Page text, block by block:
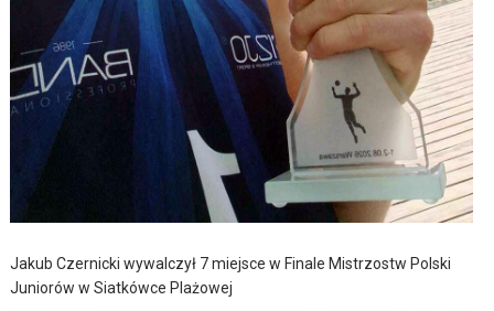
Jakub Czernicki wywalczył 7 miejsce w Finale Mistrzostw Polski
Juniorów w Siatkówce Plażowej